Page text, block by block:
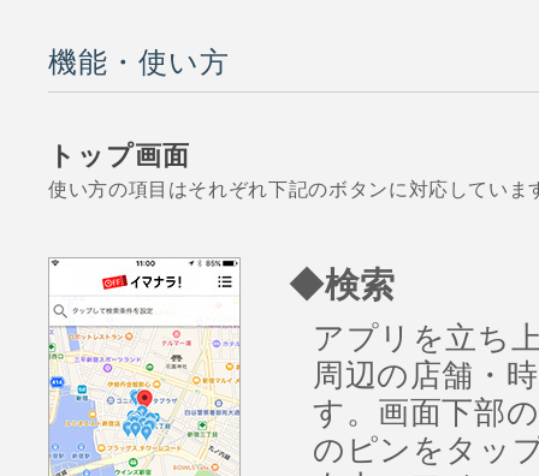
機能・使い方
トップ画面
使い方の項目はそれぞれ下記のボタンに対応していま
◆検索
アプリを立ち
周辺の店舗・
す。画面下部
のピンをタッ